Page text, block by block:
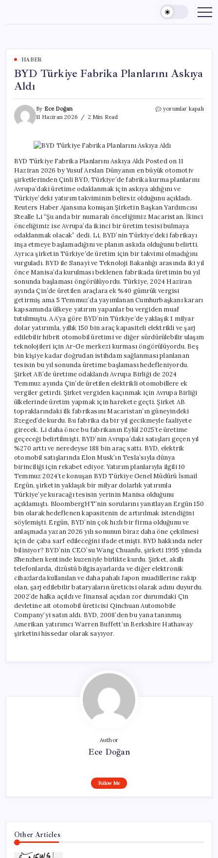
content
HABER
BYD Türkiye Fabrika Planlarını Askıya
Aldı
By Ece Doğan
11 Haziran 2026
2 Min Read
BYD
Askıya
Aldı
için
yorumlar kapalı
BYD Türkiye Fabrika Planlarını Askıya Aldı Posted on 11
Haziran 2026 by Yusuf Arslan Dünyanın en büyük otomotiv
şirketlerinden Çinli BYD, Türkiye’de fabrika kurma planlarını
Avrupa’daki üretime odaklanmak için askıya aldığını ve
Türkiye’deki yatırım takviminin belirsiz olduğunu açıkladı.
Reuters Haber Ajansına konuşan Şirketin Başkan Yardımcısı
Stealle Li “Şu anda bir numaralı önceliğimiz Macaristan. İkinci
önceliğimiz ise Avrupa’da ikinci bir üretim tesisi bulmaya
odaklanmak olacak” dedi. Li, BYD’nin Türkiye’deki fabrikayı
inşa etmeye başlamadığını ve planın askıda olduğunu belirtti.
Ayrıca şirketin Türkiye’de üretim için bir takvimi olmadığını
vurguladı. BYD ile Sanayi ve Teknoloji Bakanlığı arasında iki yıl
önce Manisa’da kurulması beklenen fabrikada üretimin bu yıl
sonunda başlaması öngörülüyordu. Türkiye, 2024 Haziran
ayında Çin’de üretilen araçlara ek %40 gümrük vergisi
getirmiş ama 5 Temmuz’da yayımlanan Cumhurbaşkanı kararı
kapsamında ülkeye yatırım yapanlar bu vergiden muaf
tutulmuştu. AA’ya göre BYD’nin Türkiye’de yaklaşık 1 milyar
dolar yatırımla, yıllık 150 bin araç kapasiteli elektrikli ve şarj
edilebilir hibrit otomobil üretimi ve diğer sürdürülebilir ulaşım
teknolojileri için Ar-Ge merkezi kurması öngörülüyordu. Beş
bin kişiye kadar doğrudan istihdam sağlanması planlanan
tesisin bu yıl sonunda üretime başlaması hedefleniyordu.
Şirket AB’de üretime odaklandı Avrupa Birliği de 2024
Temmuz ayında Çin’de üretilen elektrikli otomobillere ek
vergiler getirdi. Şirket vergiden kaçınmak için Avrupa Birliği
ülkelerinde üretim yapmak için harekete geçti. Şirket AB
topraklarındaki ilk fabrikasını Macaristan’ın güneyindeki
Szeged’de kurdu. Bu fabrika da bir yıl gecikmeyle faaliyete
girecek. Li daha önce bu fabrikanın Eylül 2025’te üretime
geçeceği belirtilmişti. BYD’nin Avrupa’daki satışları geçen yıl
%270 arttı ve neredeyse 188 bin araç sattı. BYD, elektrik
otomobil satışlarında Elon Musk’ın Tesla’sıyla dünya
birinciliği için rekabet ediyor. Yatırım planlarıyla ilgili 10
Temmuz 2024’te konuşan BYD Türkiye Genel Müdürü İsmail
Ergün, şirketin yaklaşık bir milyar dolarlık yatırımla
Türkiye’ye kuracağı tesisin yerinin Manisa olduğunu
açıklamıştı. BloombergHT’nin sorularını yanıtlayan Ergün 150
bin olarak hedeflenen kapasitenin de artırılmak istendiğini
söylemişti. Ergün, BYD’nin çok hızlı bir firma olduğunu ve
anlaşmada yazan 2026 yılı sonunun biraz daha öne çekilmesi
için de çaba sarf edileceğini ifade etmişti. BYD hakkında neler
biliniyor? BYD’nin CEO’su Wang Chuanfu, şirketi 1995 yılında
Shenzhen kentinde kuzeniyle birlikte kurdu. Şirket, akıllı
telefonlarda, dizüstü bilgisayarlarda ve diğer elektronik
cihazlarda kullanılan ve daha pahalı Japon muadillerine rakip
olan, şarj edilebilir bataryaların üreticisi olarak adını duyurdu.
2002’de halka açıldı ve finansal açıdan zor durumdaki Çin
devletine ait otomobil üreticisi Qinchuan Automobile
Company’yi satın aldı. BYD, 2008’den bu yana tanınmış
Amerikan yatırımcı Warren Buffett’ın Berkshire Hathaway
şirketini hissedar olarak sayıyor.
Author
Ece Doğan
Follow Me
Other Articles